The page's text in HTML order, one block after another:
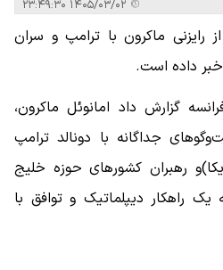
رایزنی ماکرون با ترامپ و سران
داده است.
گزارش داد امانوئل ماکرون،
جداگانه با دونالد ترامپ
رهبران کشورهای حوزه خلیج
راهکار دیپلماتیک و توافق با